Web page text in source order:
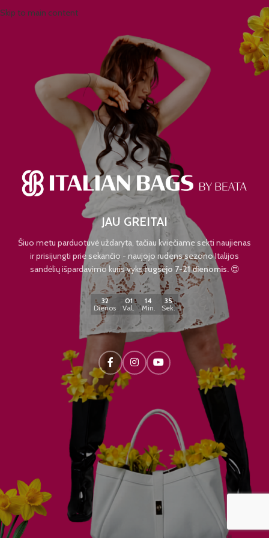
Skip to main content
JAU GREITAI
Šiuo metu parduotuvė uždaryta, tačiau kviečiame sekti naujienas
ir prisijungti prie sekančio - naujojo rudens sezono Italijos
sandėlių išpardavimo kuris vyksrugsėjo 7-21 dienomis.😍
32
Dienos
01
Val.
14
Min.
34
Sek.